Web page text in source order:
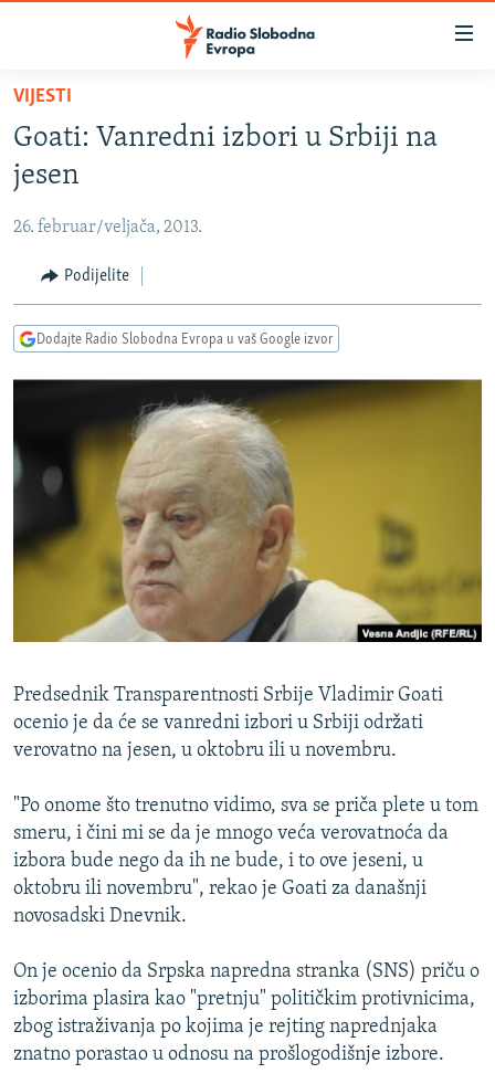
Pređite
glavni
sadržaj
Pređite
na
navigaciju
Pređite
na
KOSOVO
CRNA GORA
VIDEO
PODCASTI
KINA NA BALKANU
RSE PRIČE IZ SVIJETA
DNEVNO@RSE
SPECIJALI RSE
VIŠE OD NASLOVA
POPLAVE I KLIZIŠTA U BIH 2024.
TV LIBERTY
POST SCRIPTUM
MOJA EVROPA
TRI DECENIJE OD RATA U BIH
SVE KARTE DEJTONA
Sve RFE/RL stranice
VIJESTI
Goati: Vanredni izbori u Srbiji na
jesen
26. februar/veljača, 2013.
Podijelite
Dodajte Radio Slobodna Evropa u vaš Google izvor
Predsednik Transparentnosti Srbije Vladimir Goati
ocenio je da će se vanredni izbori u Srbiji održati
verovatno na jesen, u oktobru ili u novembru.
"Po onome što trenutno vidimo, sva se priča plete u tom
smeru, i čini mi se da je mnogo veća verovatnoća da
izbora bude nego da ih ne bude, i to ove jeseni, u
oktobru ili novembru", rekao je Goati za današnji
novosadski Dnevnik.
On je ocenio da Srpska napredna stranka (SNS) priču o
izborima plasira kao "pretnju" političkim protivnicima,
zbog istraživanja po kojima je rejting naprednjaka
znatno porastao u odnosu na prošlogodišnje izbore.